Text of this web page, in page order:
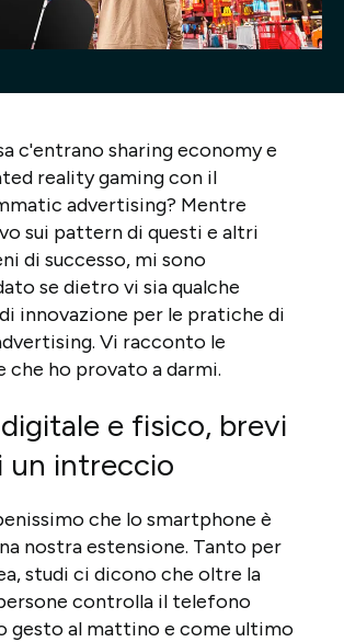
c'entrano sharing economy e
reality gaming con il
advertising? Mentre
sui pattern di questi e altri
di successo, mi sono
se dietro vi sia qualche
innovazione per le pratiche di
Vi racconto le
che ho provato a darmi.
e fisico, brevi
un intreccio
che lo smartphone è
nostra estensione. Tanto per
studi ci dicono che oltre la
controlla il telefono
gesto al mattino e come ultimo